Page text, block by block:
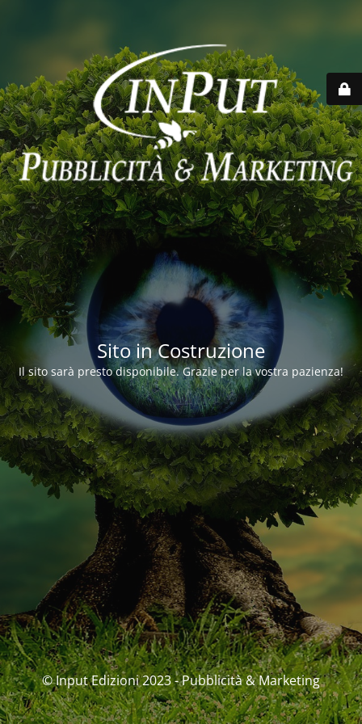
Sito in Costruzione
Il sito sarà presto disponibile. Grazie per la vostra pazienza!
© Input Edizioni 2023 - Pubblicità & Marketing